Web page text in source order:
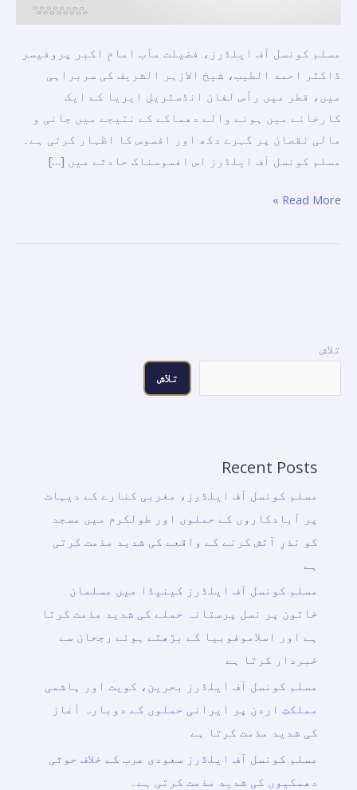
مسلم کونسل آف ایلڈرز، فضیلت مآب امامِ اکبر پروفیسر
ڈاکٹر احمد الطیب، شیخ الازہر الشریف کی سربراہی
میں، قطر میں رأس لفان انڈسٹریل ایریا کے ایک
کارخانے میں ہونے والے دھماکے کے نتیجے میں جانی و
مالی نقصان پر گہرے دکھ اور افسوس کا اظہار کرتی ہے۔
مسلم کونسل آف ایلڈرز اس افسوسناک حادثے میں […]
اور
یکجہتی
کا
اظہار
کرتی
ہے۔
Read More »
تلاش
تلاش
Recent Posts
مسلم کونسل آف ایلڈرز، مغربی کنارے کے دیہات
پر آبادکاروں کے حملوں اور طولکرم میں مسجد
کو نذرِ آتش کرنے کے واقعے کی شدید مذمت کرتی
ہے
مسلم کونسل آف ایلڈرز کینیڈا میں مسلمان
خاتون پر نسل پرستانہ حملے کی شدید مذمت کرتا
ہے اور اسلاموفوبیا کے بڑھتے ہوئے رجحان سے
خبردار کرتا ہے
مسلم کونسل آف ایلڈرز بحرین، کویت اور ہاشمی
مملکتِ اردن پر ایرانی حملوں کے دوبارہ آغاز
کی شدید مذمت کرتا ہے
مسلم کونسل آف ایلڈرز سعودی عرب کے خلاف حوثی
دھمکیوں کی شدید مذمت کرتی ہے۔